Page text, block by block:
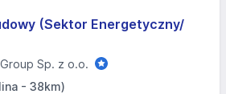
(Sektor Energetyczny/
Sp. z o.o.
- 38km)